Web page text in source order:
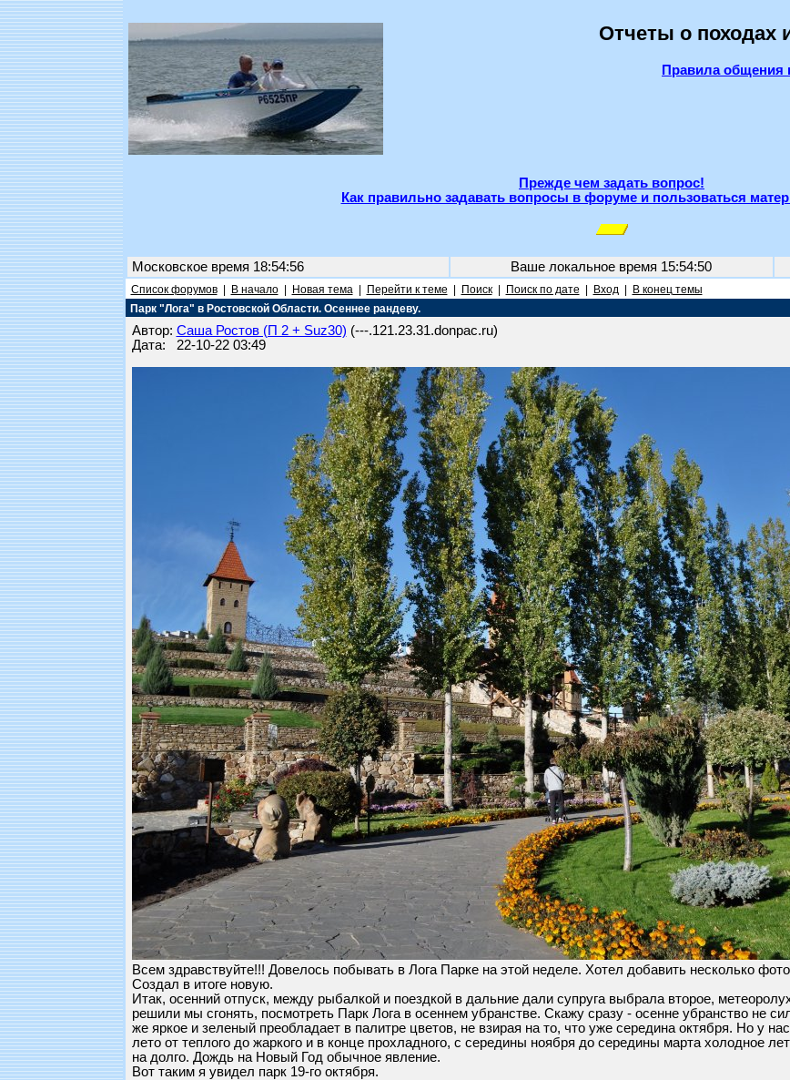
Отчеты о походах
Правила общения
Прежде чем задать вопрос!
Как правильно задавать вопросы в форуме и пользоваться
Московское время 18:54:56 Ваше локальное время 15:54:50
Список форумов| В начало| Новая тема| Перейти к теме Поиск| Поиск по дате Вход| В конец темы
Парк "Лога" в Ростовской Области. Осеннее рандеву.
Автор: Саша Ростов (П 2 + Suz30) (---.121.23.31.donpac.ru)
Дата: 22-10-22 03:49
Всем здравствуйте!!! Довелось побывать в Лога Парке на этой неделе. Хотел добавить несколько
Создал в итоге новую.
Итак, осенний отпуск, между рыбалкой и поездкой в дальние дали супруга выбрала второе,
решили мы сгонять, посмотреть Парк Лога в осеннем убранстве. Скажу сразу - осенне убранство не
же яркое и зеленый преобладает в палитре цветов, не взирая на то, что уже середина октября. Но у
лето от теплого до жаркого и в конце прохладного, с середины ноября до середины марта холодное
на долго. Дождь на Новый Год обычное явление.
Вот таким я увидел парк 19-го октября.